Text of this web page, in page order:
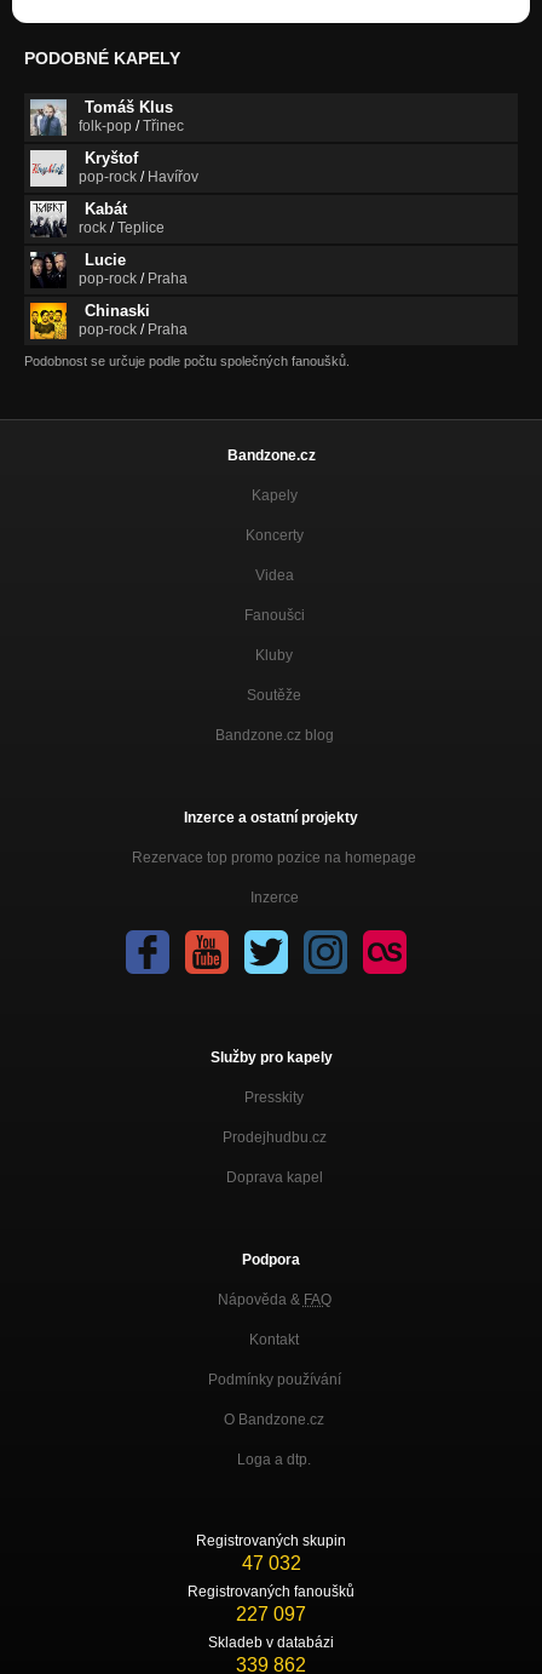
PODOBNÉ KAPELY
Tomáš Klus
folk-pop /Třinec
Kryštof
pop-rock / Havířov
Kabát
rock /Teplice
Lucie
pop-rock / Praha
Chinaski
pop-rock / Praha
Podobnost se určuje podle počtu společných fanoušků.
Bandzone.cz
Kapely
Koncerty
Videa
Fanoušci
Kluby
Soutěže
Bandzone.cz blog
Inzerce a ostatní projekty
Rezervace top promo pozice na homepage
Inzerce
Služby pro kapely
Presskity
Prodejhudbu.cz
Doprava kapel
Podpora
Nápověda & FAQ
Kontakt
Podmínky používání
O Bandzone.cz
Loga a dtp.
Registrovaných skupin
47 032
Registrovaných fanoušků
227 097
Skladeb v databázi
339 862